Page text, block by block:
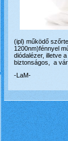
(ipl) működő
1200nm)fénnyel
diódalézer, illetve
biztonságos, a
-LaM-